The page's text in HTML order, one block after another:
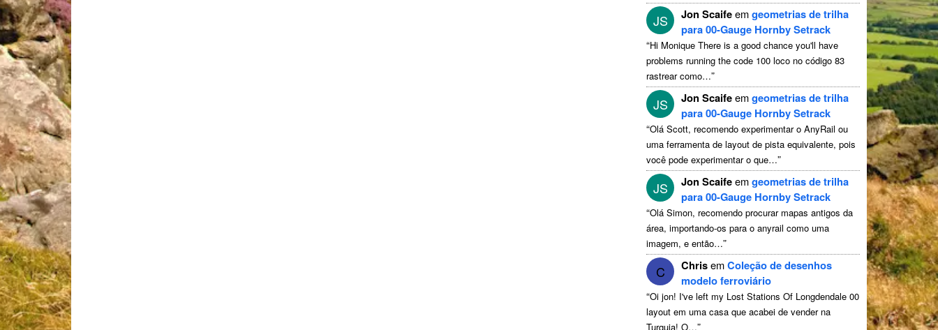
JS Jon Scaifeemgeometrias de trilha
para 00-Gauge Hornby Setrack
“Hi Monique There is a good chance you'll have
problems running the code 100 loco no código 83
rastrear como…”
JS Jon Scaifeemgeometrias de trilha
para 00-Gauge Hornby Setrack
“Olá Scott, recomendo experimentar o AnyRail ou
uma ferramenta de layout de pista equivalente, pois
você pode experimentar o que…”
JS Jon Scaifeemgeometrias de trilha
para 00-Gauge Hornby Setrack
“Olá Simon, recomendo procurar mapas antigos da
área, importando-os para o anyrail como uma
imagem, e então…”
C ChrisemColeção de desenhos
modelo ferroviário
“Oi jon! I've left my Lost Stations Of Longdendale 00
layout em uma casa que acabei de vender na
Turquia! O…”